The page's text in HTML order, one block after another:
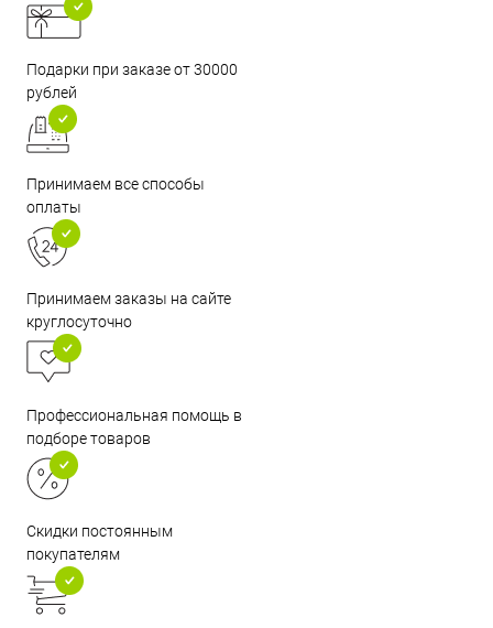
Подарки при заказе от 30000
рублей
Принимаем все способы
оплаты
Принимаем заказы на сайте
круглосуточно
Профессиональная помощь в
подборе товаров
Скидки постоянным
покупателям